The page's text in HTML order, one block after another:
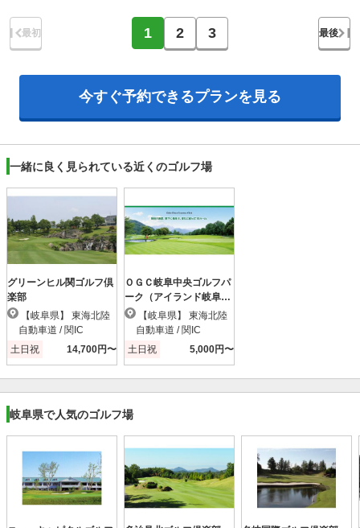
最初 1 2 3 最後
今すぐ予約できるプランを見る
一緒に良く見られている近くのゴルフ場
グリーンヒル関ゴルフ倶
楽部
自動車道 / 関IC
土日祝
14,700円〜
ＯＧＣ岐阜中央ゴルフパ
ーク（アイランド岐阜中
央）
自動車道 / 関IC
土日祝
5,000円〜
岐阜県で人気のゴルフ場